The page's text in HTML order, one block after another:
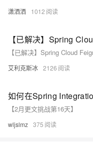
潇洒洒 1012
艾利克斯冰 2126
【2月更文挑战第16天】
wljslmz 375